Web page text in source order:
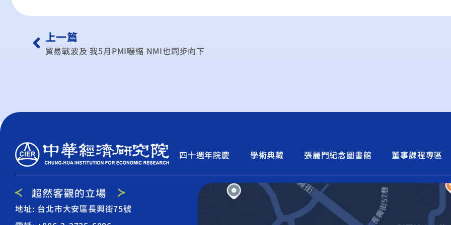
上一篇
貿易戰波及 我5月PMI嚇縮 NMI也同步向下
四十週年院慶 學術典藏 張麗門紀念圖書館 董事課程專區
地址: 台北市大安區長興街75號